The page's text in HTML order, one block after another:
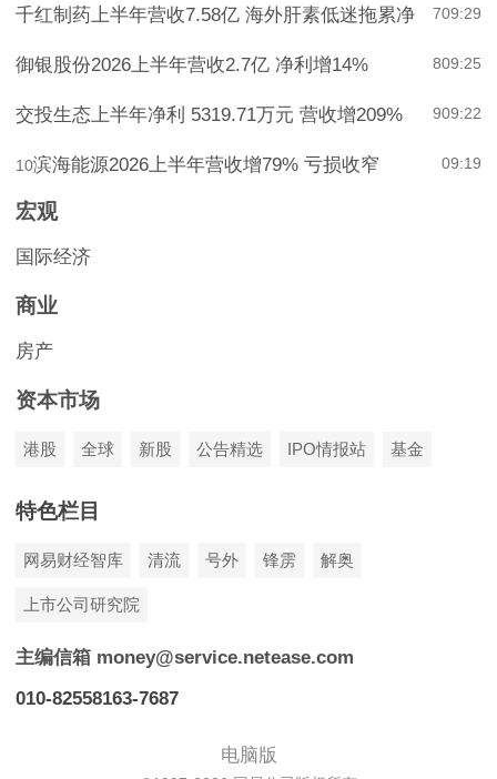
09:29
7
千红制药上半年营收7.58亿 海外肝素低迷拖累净
09:25
8
御银股份2026上半年营收2.7亿 净利增14%
09:22
9
交投生态上半年净利 5319.71万元 营收增209%
09:19
10滨海能源2026上半年营收增79% 亏损收窄
宏观
国际经济
商业
房产
资本市场
港股 全球 新股 公告精选 IPO情报站 基金
特色栏目
网易财经智库 清流 号外 锋雳 解奥
上市公司研究院
主编信箱 money@service.netease.com
010-82558163-7687
电脑版